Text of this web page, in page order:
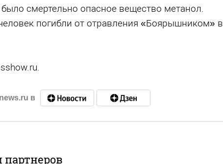
смертельно опасное вещество метанол.
погибли от отравления «Боярышником» в
в
партнеров